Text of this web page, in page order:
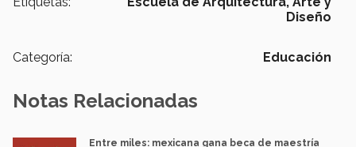
Diseño
Categoría: Educación
Notas Relacionadas
Entre miles: mexicana gana beca de maestría